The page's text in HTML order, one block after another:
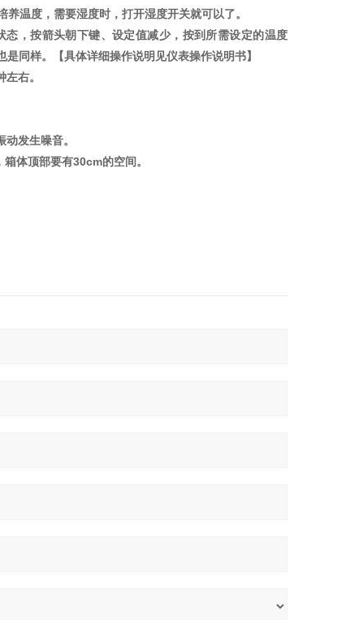
温度，需要湿度时，打开湿度开关就可以了。
，按箭头朝下键、设定值减少，按到所需设定的温度
同样。【具体详细操作说明见仪表操作说明书】
右。
发生噪音。
体顶部要有30cm的空间。